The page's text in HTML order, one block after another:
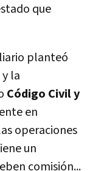
que
planteó
la
Código Civil y
en
operaciones
un
comisión...